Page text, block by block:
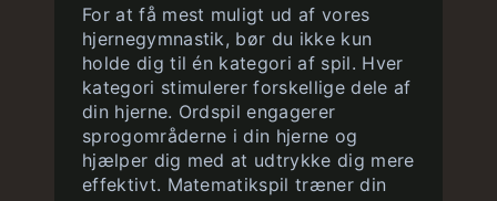
For at få mest muligt ud af vores
hjernegymnastik, bør du ikke kun
holde dig til én kategori af spil. Hver
kategori stimulerer forskellige dele af
din hjerne. Ordspil engagerer
sprogområderne i din hjerne og
hjælper dig med at udtrykke dig mere
effektivt. Matematikspil træner din